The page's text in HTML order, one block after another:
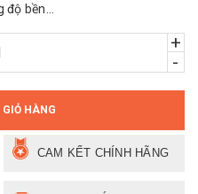
bền...
+
-
HÀNG
CAM KẾT CHÍNH HÃNG